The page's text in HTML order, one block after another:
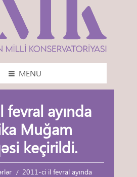
MENU
fevral ayında
Muğam
keçirildi.
2011-ci il fevral ayında